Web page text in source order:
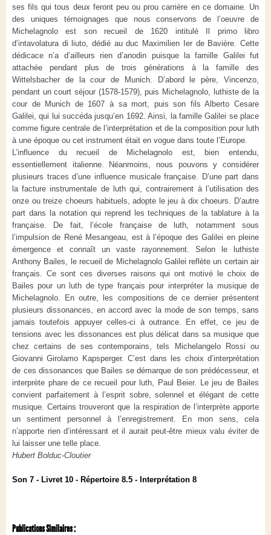
ses fils qui tous deux feront peu ou prou carrière en ce domaine. Un
des uniques témoignages que nous conservons de l’oeuvre de
Michelagnolo est son recueil de 1620 intitulé Il primo libro
d’intavolatura di liuto, dédié au duc Maximilien Ier de Bavière. Cette
dédicace n’a d’ailleurs rien d’anodin puisque la famille Galilei fut
attachée pendant plus de trois générations à la famille des
Wittelsbacher de la cour de Munich. D’abord le père, Vincenzo,
pendant un court séjour (1578-1579), puis Michelagnolo, luthiste de la
cour de Munich de 1607 à sa mort, puis son fils Alberto Cesare
Galilei, qui lui succéda jusqu’en 1692. Ainsi, la famille Galilei se place
comme figure centrale de l’interprétation et de la composition pour luth
à une époque ou cet instrument était en vogue dans toute l’Europe.
L’influence du recueil de Michelagnolo est, bien entendu,
essentiellement italienne. Néanmoins, nous pouvons y considérer
plusieurs traces d’une influence musicale française. D’une part dans
la facture instrumentale de luth qui, contrairement à l’utilisation des
onze ou treize choeurs habituels, adopte le jeu à dix choeurs. D’autre
part dans la notation qui reprend les techniques de la tablature à la
française. De fait, l’école française de luth, notamment sous
l’impulsion de René Mesangeau, est à l’époque des Galilei en pleine
émergence et connaît un vaste rayonnement. Selon le luthiste
Anthony Bailes, le recueil de Michelagnolo Galilei reflète un certain air
français. Ce sont ces diverses raisons qui ont motivé le choix de
Bailes pour un luth de type français pour interpréter la musique de
Michelagnolo. En outre, les compositions de ce dernier présentent
plusieurs dissonances, en accord avec la mode de son temps, sans
jamais toutefois appuyer celles-ci à outrance. En effet, ce jeu de
tensions avec les dissonances est plus délicat dans sa musique que
chez certains de ses contemporains, tels Michelangelo Rossi ou
Giovanni Girolamo Kapsperger. C’est dans les choix d’interprétation
de ces dissonances que Bailes se démarque de son prédécesseur, et
interprète phare de ce recueil pour luth, Paul Beier. Le jeu de Bailes
convient parfaitement à l’esprit sobre, solennel et élégant de cette
musique. Certains trouveront que la respiration de l’interprète apporte
un sentiment personnel à l’enregistrement. En mon sens, cela
n’apporte rien d’intéressant et il aurait peut-être mieux valu éviter de
lui laisser une telle place.
Hubert Bolduc-Cloutier
Son 7 - Livret 10 - Répertoire 8.5 - Interprétation 8
Publications Similaires :